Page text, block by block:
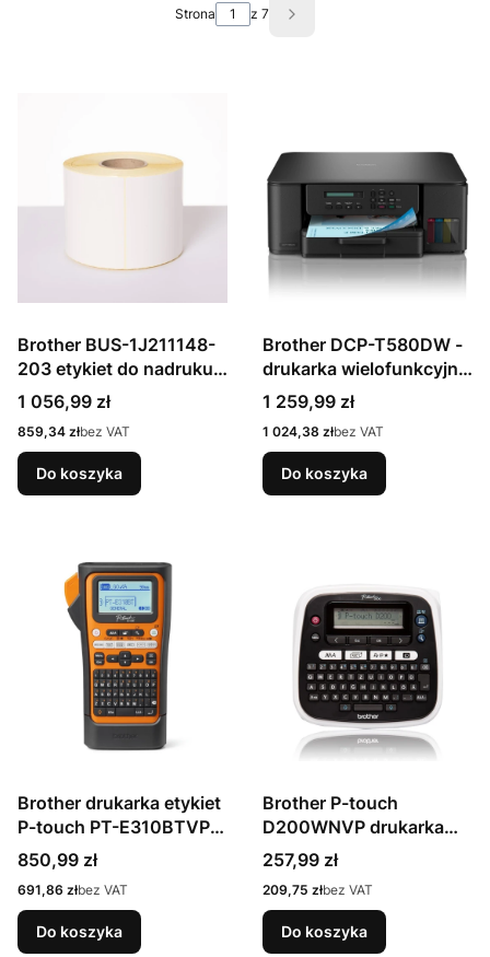
Strona z 7 Następne produkty
Brother BUS-1J211148-
203 etykiet do nadruku
Biały Samoprzylepne
etykiety do drukowania
Cena
1 056,99 zł
Cena
859,34 złbez VAT
Do koszyka
Brother DCP-T580DW -
drukarka wielofunkcyjna
kolorowa
Cena
1 259,99 zł
Cena
1 024,38 złbez VAT
Do koszyka
Brother drukarka etykiet
P-touch PT-E310BTVP
(PTE310BTVPQL1)
Cena
850,99 zł
Cena
691,86 złbez VAT
Do koszyka
Brother P-touch
D200WNVP drukarka
etykiet
Termotransferowy 180 x
180 DPI 20 mm/s TZe
QWERTY
Cena
257,99 zł
Cena
209,75 złbez VAT
Do koszyka